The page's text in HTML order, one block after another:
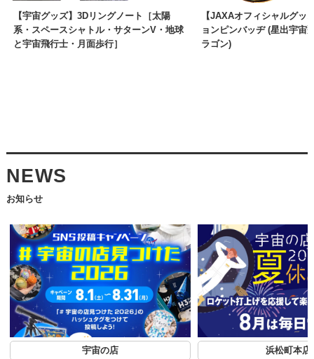
【宇宙グッズ】3Dリングノート［太陽
系・スペースシャトル・サターンV・地球
と宇宙飛行士・月面歩行］
【JAXAオフィシャルグッ
ョンピンバッヂ (星出宇宙
ラゴン)
NEWS
お知らせ
宇宙の店 浜松町本店